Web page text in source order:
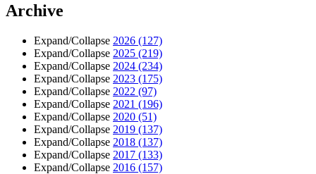
Archive
Expand/Collapse 2026 (127)
Expand/Collapse 2025 (219)
Expand/Collapse 2024 (234)
Expand/Collapse 2023 (175)
Expand/Collapse 2022 (97)
Expand/Collapse 2021 (196)
Expand/Collapse 2020 (51)
Expand/Collapse 2019 (137)
Expand/Collapse 2018 (137)
Expand/Collapse 2017 (133)
Expand/Collapse 2016 (157)